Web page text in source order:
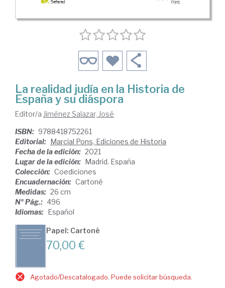
La realidad judía en la Historia de
España y su diáspora
Editor/a Jiménez Salazar, José
ISBN: 9788418752261
Editorial: Marcial Pons, Ediciones de Historia
Fecha de la edición: 2021
Lugar de la edición: Madrid. España
Colección: Coediciones
Encuadernación: Cartoné
Medidas: 26 cm
Nº Pág.: 496
Idiomas: Español
Papel: Cartoné
70,00 €
Agotado/Descatalogado. Puede solicitar búsqueda.